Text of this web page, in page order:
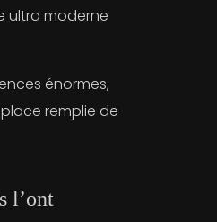
ultra moderne
énormes,
remplie de
l’ont